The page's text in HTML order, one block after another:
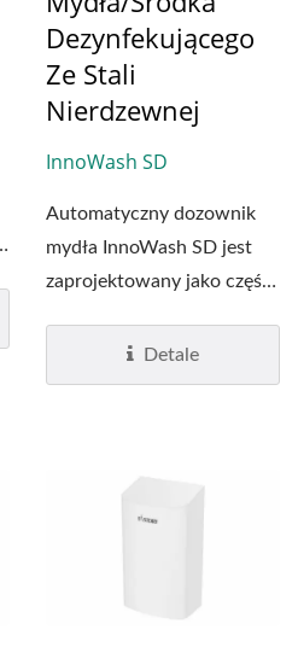
Dezynfekującego
Ze Stali
Nierdzewnej
InnoWash SD
Automatyczny dozownik
mydła InnoWash SD jest
zaprojektowany jako część
Detale